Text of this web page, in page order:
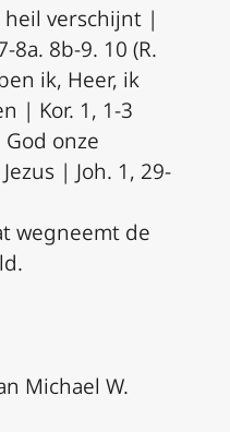
verschijnt |
8a. 8b-9. 10 (R.
ik, Heer, ik
| Kor. 1, 1-3
onze
| Joh. 1, 29-
wegneemt de
Michael W.